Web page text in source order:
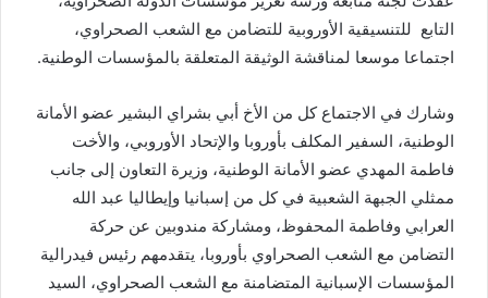
n
d
a
e
m
a
التابع للتنسيقية الأوروبية للتضامن مع الشعب الصحراوي،
اجتماعا موسعا لمناقشة الوثيقة المتعلقة بالمؤسسات الوطنية.
وشارك في الاجتماع كل من الأخ أبي بشراي البشير عضو الأمانة
الوطنية، السفير المكلف بأوروبا والإتحاد الأوروبي، والأخت
فاطمة المهدي عضو الأمانة الوطنية، وزيرة التعاون إلى جانب
ممثلي الجبهة الشعبية في كل من إسبانيا وإيطاليا عبد الله
العرابي وفاطمة المحفوظ، ومشاركة مندوبين عن حركة
التضامن مع الشعب الصحراوي بأوروبا، يتقدمهم رئيس فيدرالية
المؤسسات الإسبانية المتضامنة مع الشعب الصحراوي، السيد